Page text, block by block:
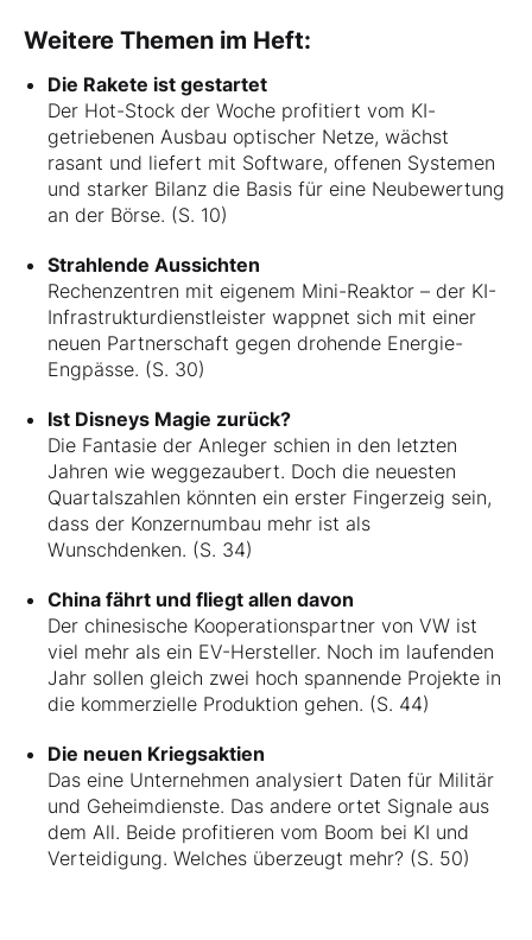
Weitere Themen im Heft:
Die Rakete ist gestartet
Der Hot-Stock der Woche profitiert vom KI-
getriebenen Ausbau optischer Netze, wächst
rasant und liefert mit Software, offenen Systemen
und starker Bilanz die Basis für eine Neubewertung
an der Börse. (S. 10)
Strahlende Aussichten
Rechenzentren mit eigenem Mini-Reaktor – der KI-
Infrastrukturdienstleister wappnet sich mit einer
neuen Partnerschaft gegen drohende Energie-
Engpässe. (S. 30)
Ist Disneys Magie zurück?
Die Fantasie der Anleger schien in den letzten
Jahren wie weggezaubert. Doch die neuesten
Quartalszahlen könnten ein erster Fingerzeig sein,
dass der Konzernumbau mehr ist als
Wunschdenken. (S. 34)
China fährt und fliegt allen davon
Der chinesische Kooperationspartner von VW ist
viel mehr als ein EV-Hersteller. Noch im laufenden
Jahr sollen gleich zwei hoch spannende Projekte in
die kommerzielle Produktion gehen. (S. 44)
Die neuen Kriegsaktien
Das eine Unternehmen analysiert Daten für Militär
und Geheimdienste. Das andere ortet Signale aus
dem All. Beide profitieren vom Boom bei KI und
Verteidigung. Welches überzeugt mehr? (S. 50)